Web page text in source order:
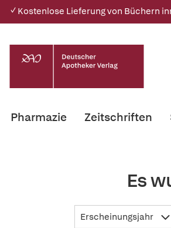
✓ Kostenlose Lieferung von Büchern
Pharmazie Zeitschriften
Es
Erscheinungsjahr